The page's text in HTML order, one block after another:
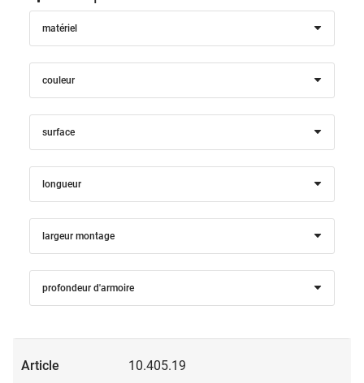
matériel
couleur
surface
longueur
largeur montage
profondeur d'armoire
10.405.19